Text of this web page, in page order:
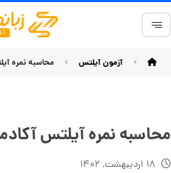
آزمون آیلتس محاسبه نمره
محاسبه نمره آیلتس
۱۸ اردیبهشت, ۱۴۰۲